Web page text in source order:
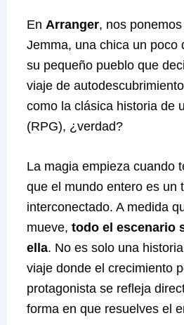
En Arranger, nos
Jemma, una chica un poco
su pequeño pueblo que
viaje de
como la clásica historia de
(RPG), ¿verdad?
La magia empieza cuando
que el mundo entero es un
interconectado. A medida
mueve, todo el escenario
ella. No es solo una
viaje donde el crecimiento
protagonista se refleja
forma en que resuelves el